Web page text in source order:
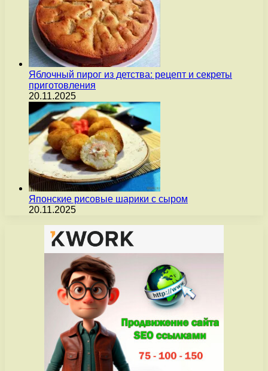
Яблочный пирог из детства: рецепт и секреты
приготовления
20.11.2025
Японские рисовые шарики с сыром
20.11.2025